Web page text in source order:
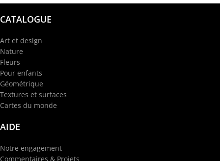
@garba.design
CATALOGUE
Art et design
Nature
Fleurs
Pour enfants
Géométrique
Textures et surfaces
Cartes du monde
AIDE
Notre engagement
Commentaires & Projets